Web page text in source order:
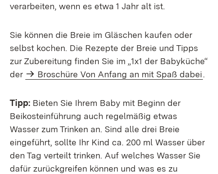
verarbeiten, wenn es etwa 1 Jahr alt ist.
Sie können die Breie im Gläschen kaufen oder
selbst kochen. Die Rezepte der Breie und Tipps
zur Zubereitung finden Sie im „1x1 der Babyküche“
der
Broschüre Von Anfang an mit Spaß dabei.
Tipp: Bieten Sie Ihrem Baby mit Beginn der
Beikosteinführung auch regelmäßig etwas
Wasser zum Trinken an. Sind alle drei Breie
eingeführt, sollte Ihr Kind ca. 200 ml Wasser über
den Tag verteilt trinken. Auf welches Wasser Sie
dafür zurückgreifen können und was es zu